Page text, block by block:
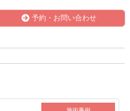
予約・お問い合わせ